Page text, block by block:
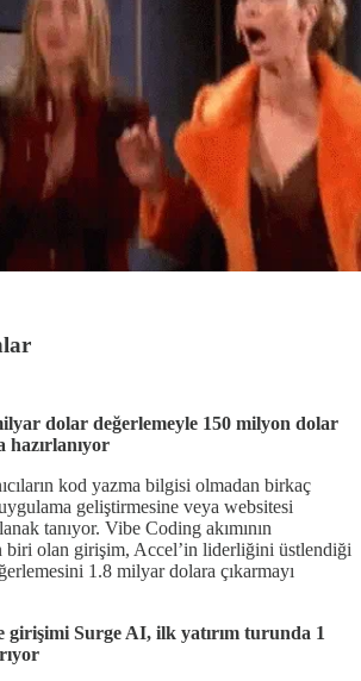
dolar değerlemeyle 150 milyon dolar
hazırlanıyor
kod yazma bilgisi olmadan birkaç
geliştirmesine veya websitesi
tanıyor. Vibe Coding akımının
biri olan girişim, Accel’in liderliğini üstlendiği
1.8 milyar dolara çıkarmayı
girişimi Surge AI, ilk yatırım turunda 1